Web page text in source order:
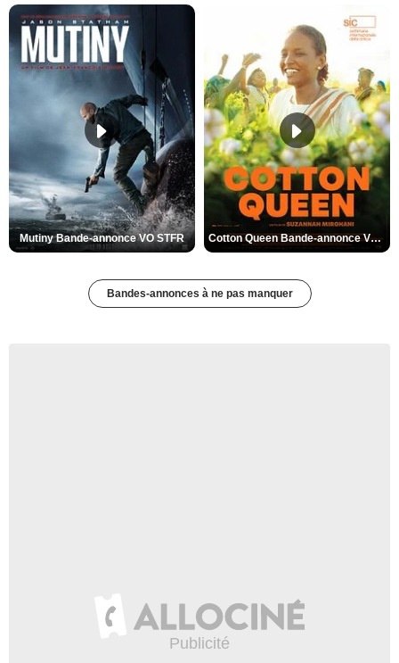
Mutiny Bande-annonce VO STFR Cotton Queen Bande-annonce VO STFR
Bandes-annonces à ne pas manquer